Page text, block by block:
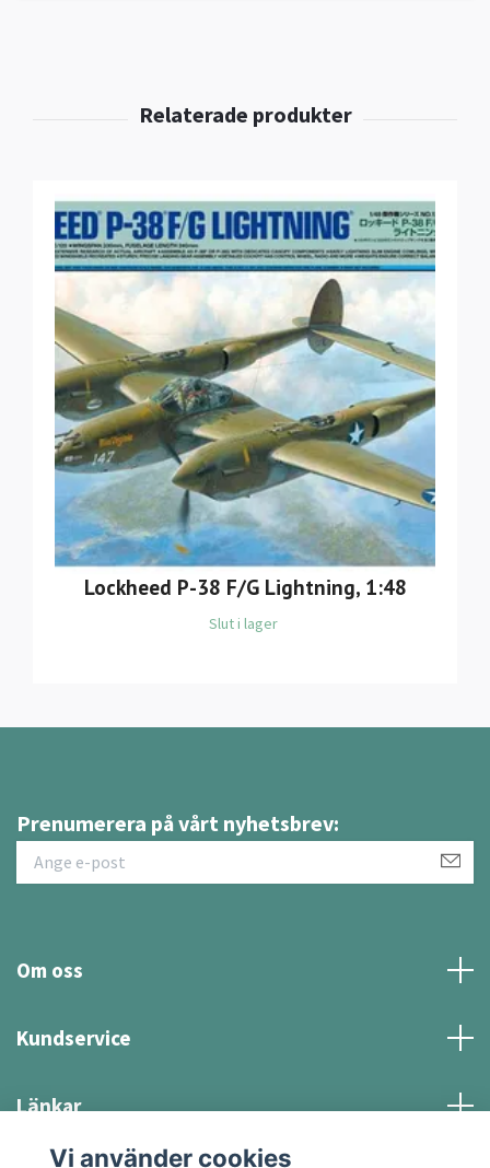
Lockheed P-38 F/G Lightning, 1:48
Slut i lager
Prenumerera på vårt nyhetsbrev:
Om oss
Kundservice
Länkar
Vi använder cookies